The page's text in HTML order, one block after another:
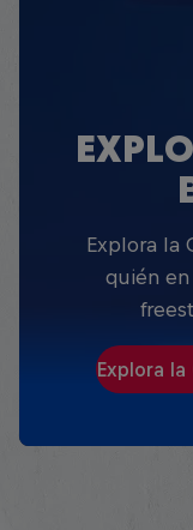
Explora la
quién
Explora